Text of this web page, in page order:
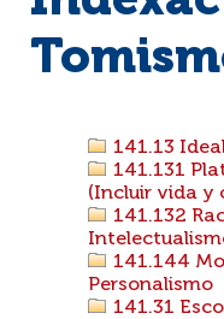
141.13
141.131
(Incluir vida y
141.132
141.144
Personalismo
141.31